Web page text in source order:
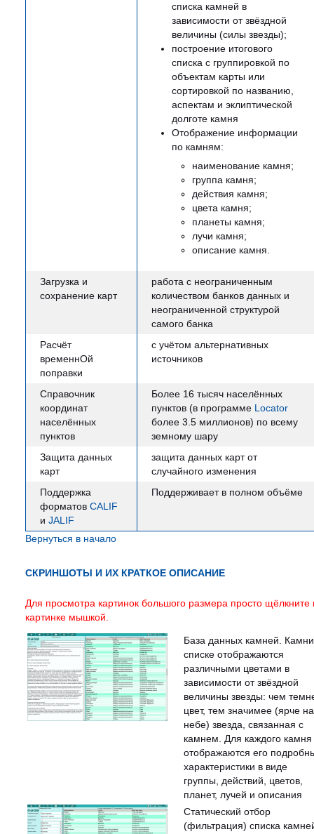
списка камней в
зависимости от звёздной
величины (силы звезды);
построение итогового
списка с группировкой по
объектам карты или
сортировкой по названию,
аспектам и эклиптической
долготе камня
Отображение информации
по камням:
наименование камня;
группа камня;
действия камня;
цвета камня;
планеты камня;
лучи камня;
описание камня.
Загрузка и
сохранение карт
работа с неограниченным
количеством банков данных и
неограниченной структурой
самого банка
Расчёт
временнОй
поправки
с учётом альтернативных
источников
Справочник
координат
населённых
пунктов
Более 16 тысяч населённых
пунктов (в программе Locator
более 3.5 миллионов) по всему
земному шару
Защита данных
карт
защита данных карт от
случайного изменения
Поддержка
форматов CALIF
и JALIF
Поддерживает в полном объёме
Вернуться в начало
СКРИНШОТЫ И ИХ КРАТКОЕ ОПИСАНИЕ
Для просмотра картинок большого размера просто щёлкните
картинке мышкой.
База данных камней.
списке отображаются
различными цветами в
зависимости от звёздной
величины звезды: чем
цвет, тем значимее (ярче на
небе) звезда, связанная с
камнем. Для каждого камня
отображаются его
характеристики в виде
группы, действий, цветов,
планет, лучей и описания
Статический отбор
(фильтрация) списка